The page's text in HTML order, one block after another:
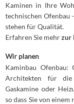
Kaminen in Ihre
technischen Ofenbau
stehen für Qualität.
Erfahren Sie mehrzur
Wir planen
Kaminbau Ofenbau:
Architekten für die
Gaskamine oder
so dass Sie von